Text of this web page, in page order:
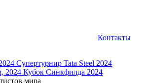
Контакты
Супертурнир Tata Steel 2024
2024 Кубок Синкфилда 2024
мира